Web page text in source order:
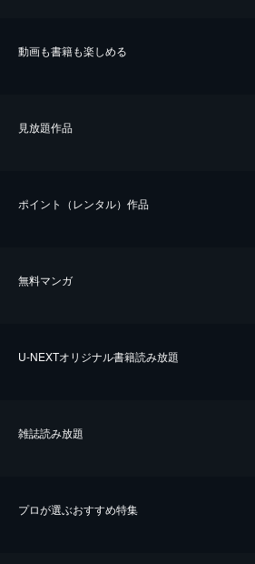
動画も書籍も楽しめる
⾒放題作品
ポイント（レンタル）作品
無料マンガ
U-NEXTオリジナル書籍読み放題
雑誌読み放題
プロが選ぶおすすめ特集